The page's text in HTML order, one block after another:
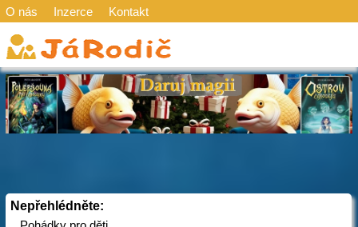
O nás Inzerce Kontakt
Nepřehlédněte: